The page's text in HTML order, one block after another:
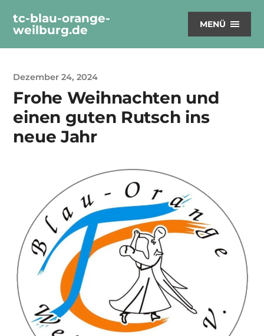
tc-blau-orange-
weilburg.de
MENÜ
Dezember 24, 2024
Frohe Weihnachten und
einen guten Rutsch ins
neue Jahr